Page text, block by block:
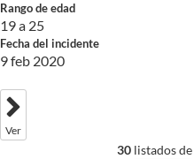
Rango de edad
19 a 25
Fecha del incidente
9 feb 2020
Ver
30 listados de